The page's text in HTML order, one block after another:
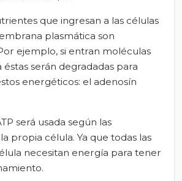
que ingresan a las células
plasmática son
ejemplo, si entran moléculas
serán degradadas para
energéticos: el adenosín
será usada según las
propia célula. Ya que todas las
necesitan energía para tener